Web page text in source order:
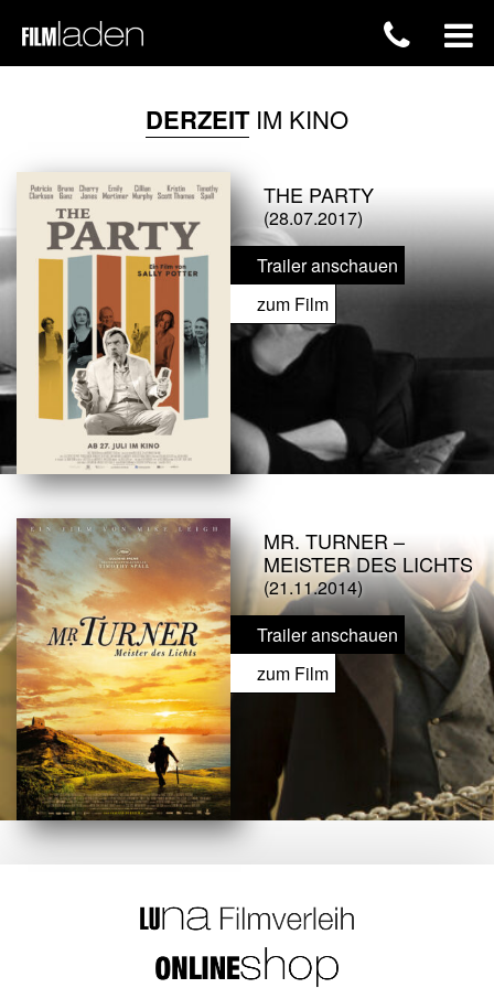
DERZEITIM KINO
THE PARTY
(28.07.2017)
Trailer anschauen
zum Film
MR. TURNER –
MEISTER DES LICHTS
(21.11.2014)
Trailer anschauen
zum Film